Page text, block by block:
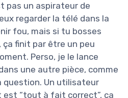
pas un aspirateur de
regarder la télé dans la
fou, mais si tu bosses
finit par être un peu
Perso, je le lance
une autre pièce, comme
question. Un utilisateur
est “tout à fait correct”, ça